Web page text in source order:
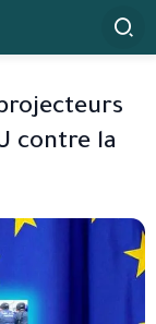
contre la